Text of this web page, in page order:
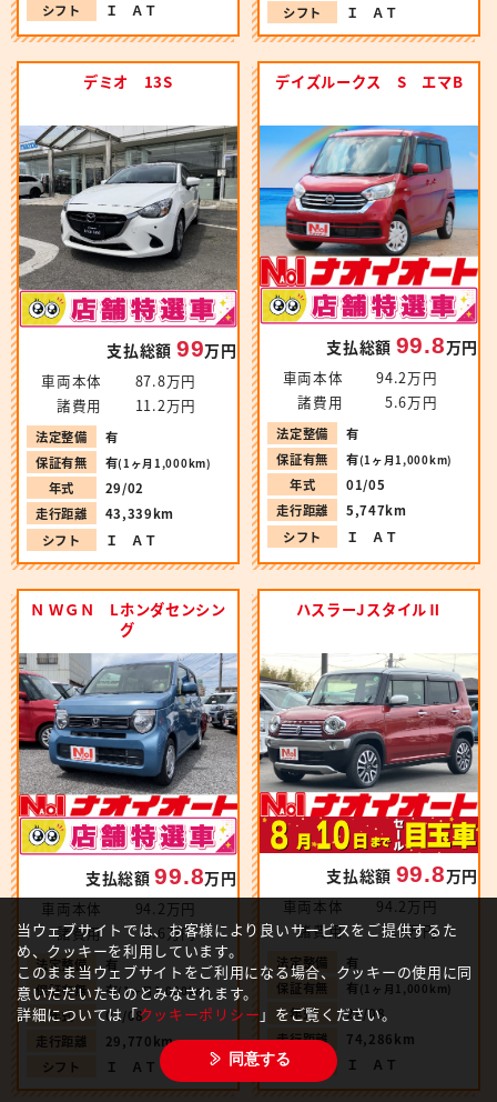
シフト
Ｉ ＡＴ
シフト
Ｉ ＡＴ
デミオ 13S
支払総額 99万円
車両本体
87.8万円
諸費用
11.2万円
法定整備
有
保証有無
有(1ヶ月1,000km)
年式
29/02
走行距離
43,339km
シフト
Ｉ ＡＴ
デイズルークス S エマB
支払総額 99.8万円
車両本体
94.2万円
諸費用
5.6万円
法定整備
有
保証有無
有(1ヶ月1,000km)
年式
01/05
走行距離
5,747km
シフト
Ｉ ＡＴ
Ｎ ＷＧＮ Lホンダセンシン
グ
支払総額99.8万円
車両本体
94.2万円
諸費用
5.6万円
法定整備
有
保証有無
有(1ヶ月1,000km)
年式
01/08
走行距離
29,770km
シフト
Ｉ ＡＴ
ハスラーJスタイルⅡ
支払総額 99.8万円
車両本体
94.2万円
諸費用
5.6万円
法定整備
有
保証有無
有(1ヶ月1,000km)
年式
29/08
走行距離
74,286km
シフト
Ｉ ＡＴ
当ウェブサイトでは、お客様により良いサービスをご提供するた
め、クッキーを利用しています。
このまま当ウェブサイトをご利用になる場合、クッキーの使用に同
意いただいたものとみなされます。
詳細については「クッキーポリシー 」をご覧ください。
同意する